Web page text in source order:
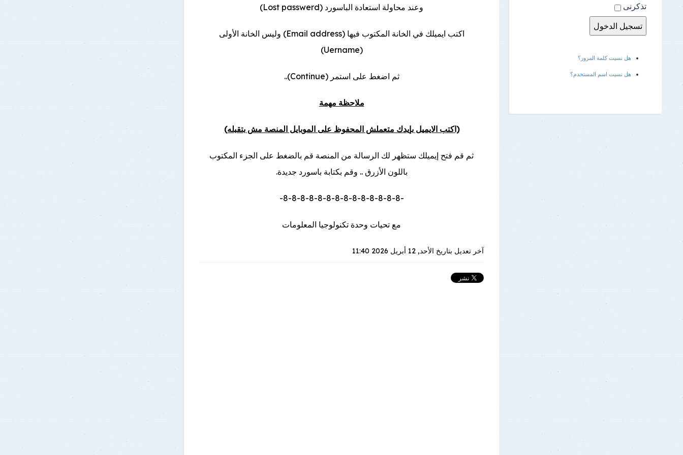
وعند محاولة استعادة الباسورد (Lost passwerd)
اكتب ايميلك في الخانة المكتوب فيها (Email address) وليس الخانة الأولى
(Uername)
ثم اضغط على استمر (Continue)..
ملاحظة مهمة
(اكتب الايميل بإيدك متعملش المحفوظ على الموبايل المنصة مش بتقبله)
ثم قم فتح إيميلك ستظهر لك الرسالة من المنصة قم بالضغط على الجزء المكتوب
باللون الأزرق .. وقم بكتابة باسورد جديدة.
-8-8-8-8-8-8-8-8-8-8-8-8-8-8-
مع تحيات وحدة تكنولوجيا المعلومات
آخر تعديل بتاريخ الأحد, 12 أبريل 2026 11:40
تذكرنى
هل نسيت كلمة المرور؟
هل نسيت اسم المستخدم؟